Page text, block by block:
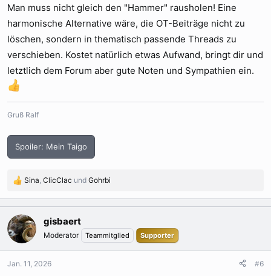
Man muss nicht gleich den "Hammer" rausholen! Eine
harmonische Alternative wäre, die OT-Beiträge nicht zu
löschen, sondern in thematisch passende Threads zu
verschieben. Kostet natürlich etwas Aufwand, bringt dir und
letztlich dem Forum aber gute Noten und Sympathien ein.
Gruß Ralf
Spoiler: Mein Taigo
R
a
k
t
i
o
n
Sina ClicClac und Gohrbi
gisbaert
Moderator Teammitglied Supporter
Jan. 11, 2026 #6